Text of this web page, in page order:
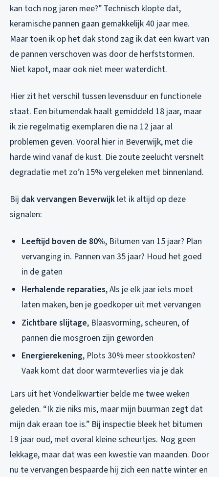
kan toch nog jaren mee?” Technisch klopte dat,
keramische pannen gaan gemakkelijk 40 jaar mee.
Maar toen ik op het dak stond zag ik dat een kwart van
de pannen verschoven was door de herfststormen.
Niet kapot, maar ook niet meer waterdicht.
Hier zit het verschil tussen levensduur en functionele
staat. Een bitumendak haalt gemiddeld 18 jaar, maar
ik zie regelmatig exemplaren die na 12 jaar al
problemen geven. Vooral hier in Beverwijk, met die
harde wind vanaf de kust. Die zoute zeelucht versnelt
degradatie met zo’n 15% vergeleken met binnenland.
Bij dak vervangen Beverwijk let ik altijd op deze
signalen:
Leeftijd boven de 80%, Bitumen van 15 jaar? Plan
vervanging in. Pannen van 35 jaar? Houd het goed
in de gaten
Herhalende reparaties, Als je elk jaar iets moet
laten maken, ben je goedkoper uit met vervangen
Zichtbare slijtage, Blaasvorming, scheuren, of
pannen die mosgroen zijn geworden
Energierekening, Plots 30% meer stookkosten?
Vaak komt dat door warmteverlies via je dak
Lars uit het Vondelkwartier belde me twee weken
geleden. “Ik zie niks mis, maar mijn buurman zegt dat
mijn dak eraan toe is.” Bij inspectie bleek het bitumen
19 jaar oud, met overal kleine scheurtjes. Nog geen
lekkage, maar dat was een kwestie van maanden. Door
nu te vervangen bespaarde hij zich een natte winter en